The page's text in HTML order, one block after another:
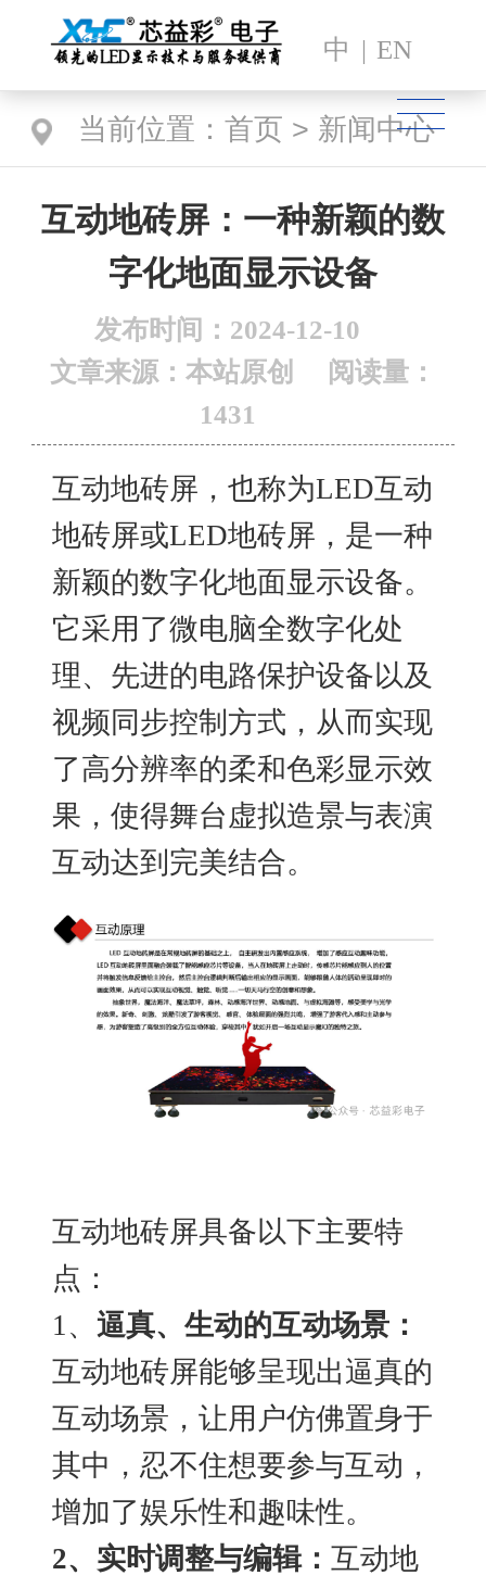
中 | EN
当前位置 ： 首页 > 新闻中心
互动地砖屏：一种新颖的数
字化地面显示设备
发布时间：2024-12-10
文章来源：本站原创
阅读量：
1431
互动地砖屏，也称为LED互动
地砖屏或LED地砖屏，是一种
新颖的数字化地面显示设备。
它采用了微电脑全数字化处
理、先进的电路保护设备以及
视频同步控制方式，从而实现
了高分辨率的柔和色彩显示效
果，使得舞台虚拟造景与表演
互动达到完美结合。
互动地砖屏具备以下主要特
点：
1、 逼真、生动的互动场景：
互动地砖屏能够呈现出逼真的
互动场景，让用户仿佛置身于
其中，忍不住想要参与互动，
增加了娱乐性和趣味性。
2、实时调整与编辑： 互动地